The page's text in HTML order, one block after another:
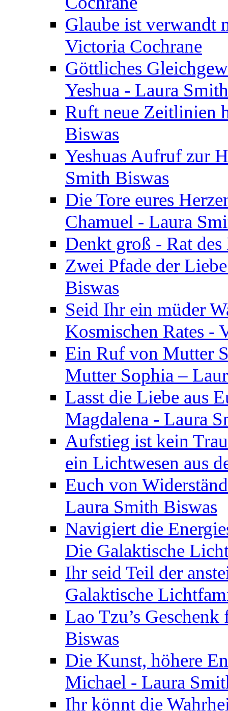
Glaube ist verwandt
Victoria Cochrane
Göttliches
Yeshua - Laura
Ruft neue Zeitlinien
Biswas
Yeshuas Aufruf zur
Smith Biswas
Die Tore eures
Chamuel - Laura
Denkt groß - Rat
Zwei Pfade der
Biswas
Seid Ihr ein müder
Kosmischen Rates -
Ein Ruf von Mutter
Mutter Sophia –
Lasst die Liebe aus
Magdalena - Laura
Aufstieg ist kein
ein Lichtwesen aus
Euch von
Laura Smith Biswas
Navigiert die
Die Galaktische
Ihr seid Teil der
Galaktische
Lao Tzu’s
Biswas
Die Kunst, höhere
Michael - Laura
Ihr könnt die